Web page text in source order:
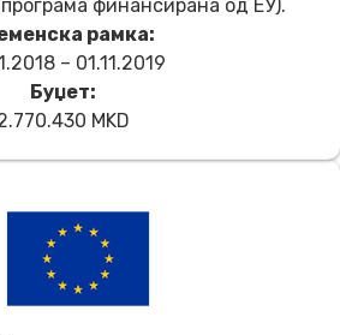
финансирана од EУ).
рамка:
– 01.11.2019
Буџет:
MKD